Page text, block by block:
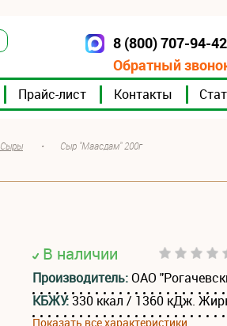
Прайс-лист Контакты
8 (800) 707-94-42
Обратный
Сыры • Сыр "Маасдам" 200г
В наличии
Производитель:ОАО
КБЖУ:330 ккал / 1360 кДж.
Показать все характеристики